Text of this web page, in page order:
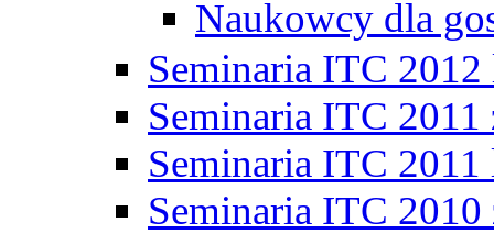
Naukowcy dla
Seminaria ITC 2012
Seminaria ITC 2011
Seminaria ITC 2011
Seminaria ITC 2010